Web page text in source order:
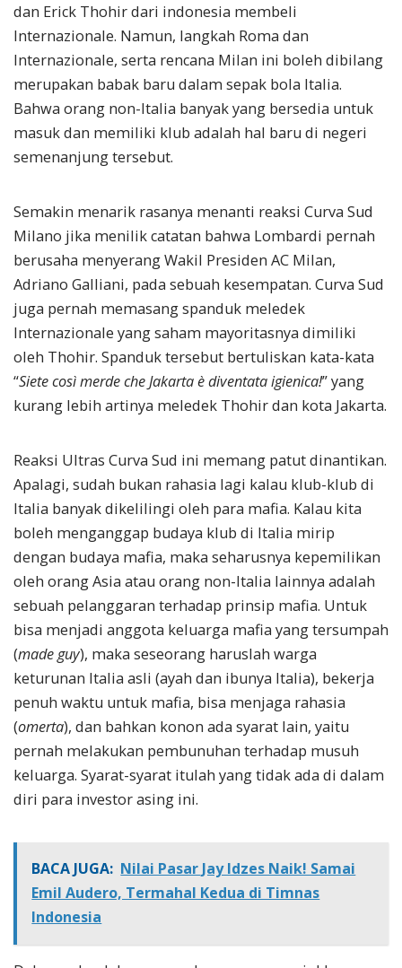
dan Erick Thohir dari indonesia membeli
Internazionale. Namun, langkah Roma dan
Internazionale, serta rencana Milan ini boleh dibilang
merupakan babak baru dalam sepak bola Italia.
Bahwa orang non-Italia banyak yang bersedia untuk
masuk dan memiliki klub adalah hal baru di negeri
semenanjung tersebut.
Semakin menarik rasanya menanti reaksi Curva Sud
Milano jika menilik catatan bahwa Lombardi pernah
berusaha menyerang Wakil Presiden AC Milan,
Adriano Galliani, pada sebuah kesempatan. Curva Sud
juga pernah memasang spanduk meledek
Internazionale yang saham mayoritasnya dimiliki
oleh Thohir. Spanduk tersebut bertuliskan kata-kata
“Siete così merde che Jakarta è diventata igienica!” yang
kurang lebih artinya meledek Thohir dan kota Jakarta.
Reaksi Ultras Curva Sud ini memang patut dinantikan.
Apalagi, sudah bukan rahasia lagi kalau klub-klub di
Italia banyak dikelilingi oleh para mafia. Kalau kita
boleh menganggap budaya klub di Italia mirip
dengan budaya mafia, maka seharusnya kepemilikan
oleh orang Asia atau orang non-Italia lainnya adalah
sebuah pelanggaran terhadap prinsip mafia. Untuk
bisa menjadi anggota keluarga mafia yang tersumpah
(made guy), maka seseorang haruslah warga
keturunan Italia asli (ayah dan ibunya Italia), bekerja
penuh waktu untuk mafia, bisa menjaga rahasia
(omerta), dan bahkan konon ada syarat lain, yaitu
pernah melakukan pembunuhan terhadap musuh
keluarga. Syarat-syarat itulah yang tidak ada di dalam
diri para investor asing ini.
BACA JUGA: Nilai Pasar Jay Idzes Naik! Samai
Emil Audero, Termahal Kedua di Timnas
Indonesia